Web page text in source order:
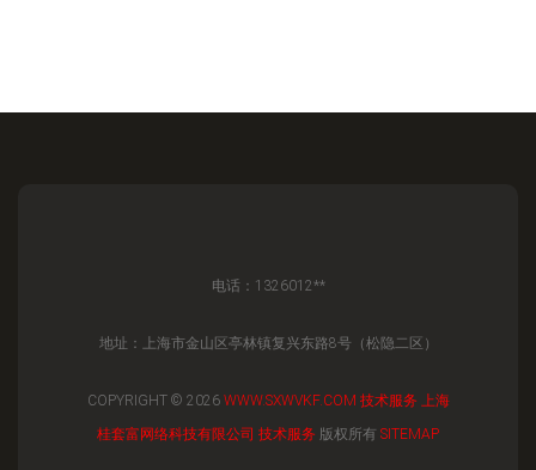
电话：1326012**
地址：上海市金山区亭林镇复兴东路8号（松隐二区）
COPYRIGHT © 2026 WWW.SXWVKF.COM 技术服务 上海
桂套富网络科技有限公司 技术服务 版权所有 SITEMAP